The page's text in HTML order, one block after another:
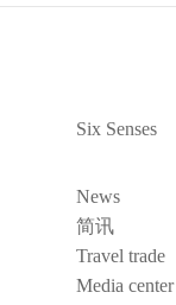
Six Senses
News
简讯
Travel trade
Media center